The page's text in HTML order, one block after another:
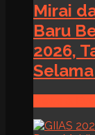
Mirai
Baru
2026,